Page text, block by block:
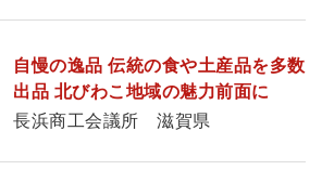
自慢の逸品 伝統の食や土産品を多数
出品 北びわこ地域の魅力前面に
長浜商工会議所 滋賀県